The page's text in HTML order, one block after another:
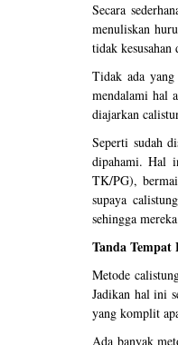
Secara
menuliskan
tidak kesusahan
Tidak ada
mendalami hal
diajarkan
Seperti sudah
dipahami. Hal
TK/PG),
supaya
sehingga
Tanda Tempat
Metode
Jadikan hal ini
yang komplit
Ada banyak